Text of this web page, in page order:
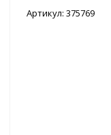
Артикул: 375769